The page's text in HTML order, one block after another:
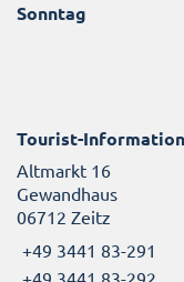
Sonntag
Tourist-
Altmarkt 16
Gewandhaus
06712 Zeitz
+49 3441 83-291
+49 3441 83-292